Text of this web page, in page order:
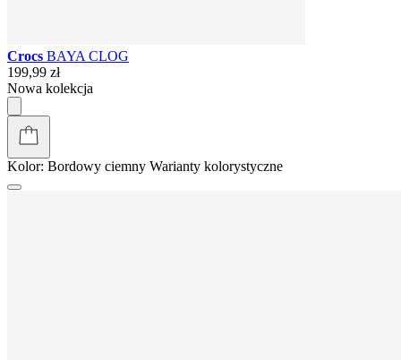
Crocs BAYA CLOG
199,99 zł
Nowa kolekcja
Kolor: Bordowy ciemny Warianty kolorystyczne